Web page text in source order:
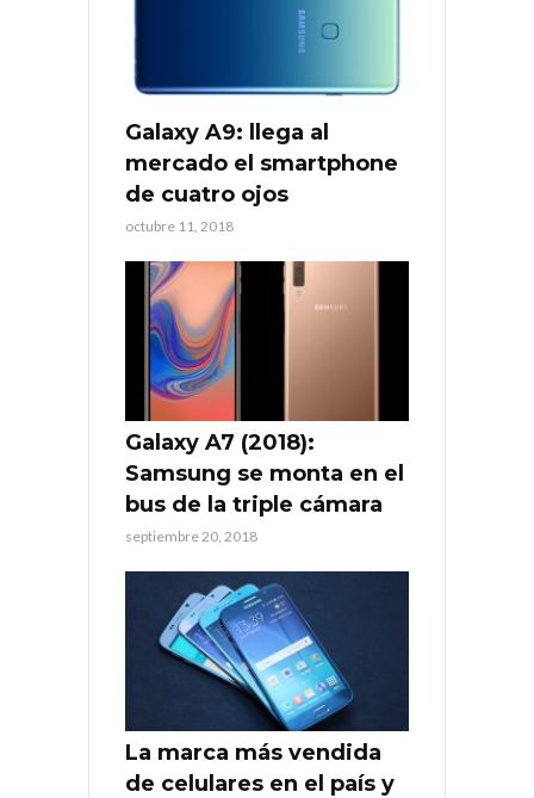
Galaxy A9: llega al
mercado el smartphone
de cuatro ojos
octubre 11, 2018
Galaxy A7 (2018):
Samsung se monta en el
bus de la triple cámara
septiembre 20, 2018
La marca más vendida
de celulares en el país y